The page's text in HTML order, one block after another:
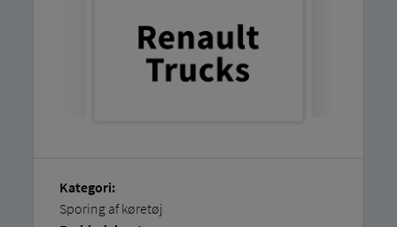
Kategori:
Sporing af køretøj